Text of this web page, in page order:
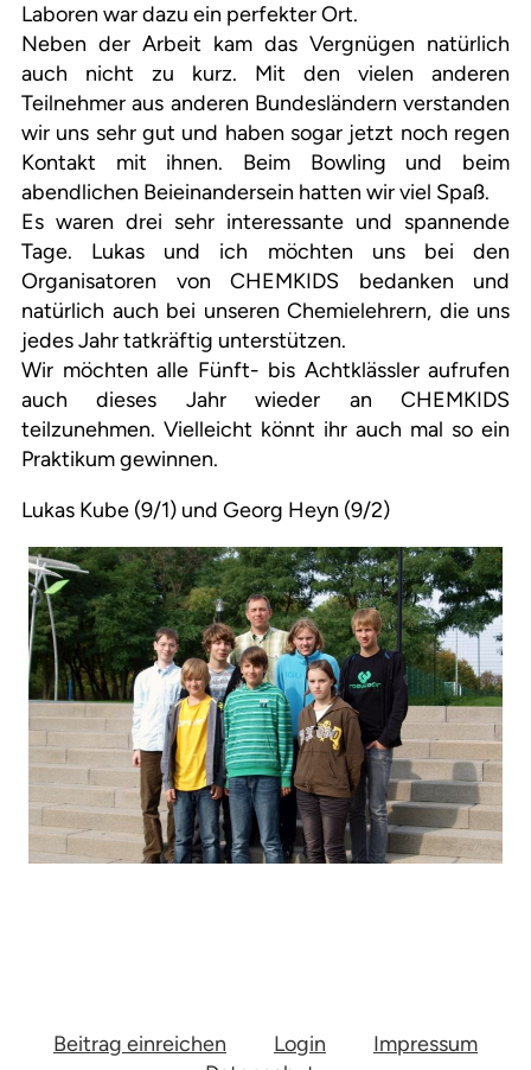
Laboren war dazu ein perfekter Ort.
Neben der Arbeit kam das Vergnügen natürlich
auch nicht zu kurz. Mit den vielen anderen
Teilnehmer aus anderen Bundesländern verstanden
wir uns sehr gut und haben sogar jetzt noch regen
Kontakt mit ihnen. Beim Bowling und beim
abendlichen Beieinandersein hatten wir viel Spaß.
Es waren drei sehr interessante und spannende
Tage. Lukas und ich möchten uns bei den
Organisatoren von CHEMKIDS bedanken und
natürlich auch bei unseren Chemielehrern, die uns
jedes Jahr tatkräftig unterstützen.
Wir möchten alle Fünft- bis Achtklässler aufrufen
auch dieses Jahr wieder an CHEMKIDS
teilzunehmen. Vielleicht könnt ihr auch mal so ein
Praktikum gewinnen.
Lukas Kube (9/1) und Georg Heyn (9/2)
Beitrag einreichen Login
Impressum